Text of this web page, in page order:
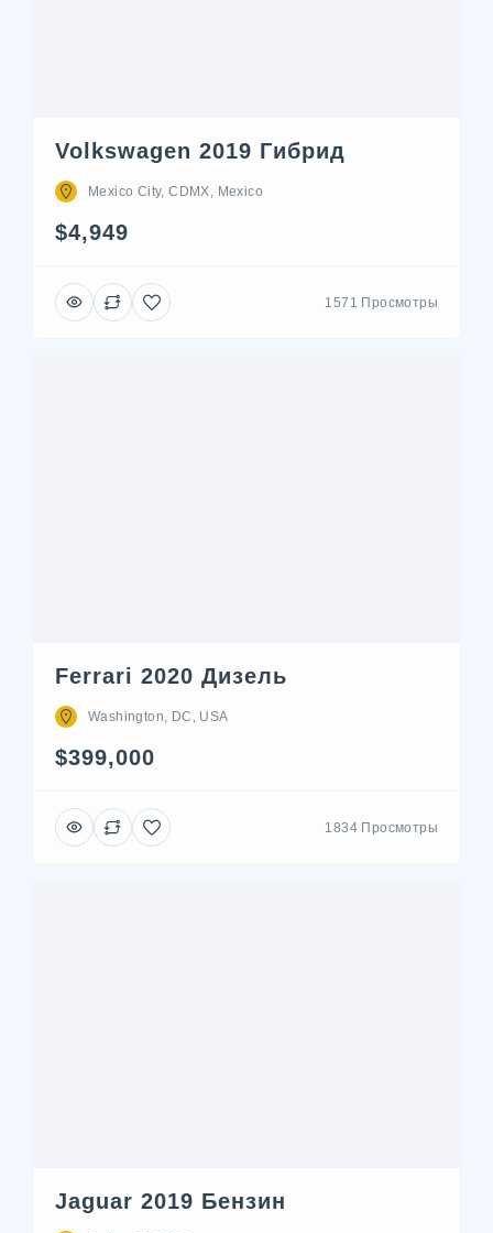
Volkswagen 2019 Гибрид
Mexico City, CDMX, Mexico
$4,949
1571 Просмотры
Ferrari 2020 Дизель
Washington, DC, USA
$399,000
1834 Просмотры
Jaguar 2019 Бензин